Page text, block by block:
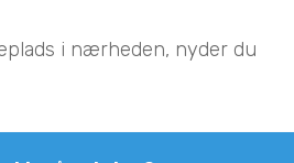
i nærheden, nyder du